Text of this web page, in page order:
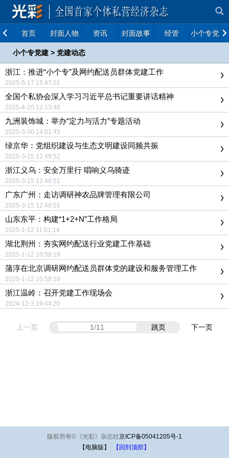
首页 封面人物 资讯 封面故事 经管 小个专党建
小个专党建 > 党建动态
浙江：推进“小个专”及网约配送员群体党建工作
2025-5-17 15:47:01
全国个私协会深入学习习近平总书记重要讲话精神
2025-4-20 12:13:48
九洲装饰城：举办“定力与活力”专题活动
2025-3-30 14:01:45
绿京华：党组织建设与生态文明建设同频共振
2025-3-15 12:49:52
浙江义乌：安全万里行 唱响义乌骑迹
2025-3-15 12:48:51
广东广州：走访调研神农品牌管理有限公司
2025-3-15 12:48:01
山东东平：构建“1+2+N”工作格局
2025-1-12 11:01:14
湖北荆州：夯实网约配送行业党建工作基础
2025-1-12 10:59:19
蒲淳在北京调研网约配送员群体党的建设和服务管理工作
2025-1-12 10:58:16
浙江温岭：召开党建工作现场会
2024-12-3 19:44:20
上一页 跳页 下一页
版权所有© 《光彩》杂志社京ICP备05041205号-1
【电脑版】
【回到顶部】